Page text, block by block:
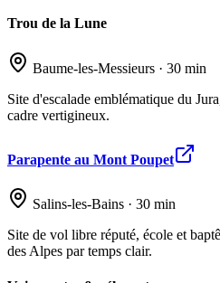
Trou de la Lune
Baume-les-Messieurs · 30 min
Site d'escalade emblématique du
cadre vertigineux.
Parapente au Mont Poupet
Salins-les-Bains · 30 min
Site de vol libre réputé, école et
des Alpes par temps clair.